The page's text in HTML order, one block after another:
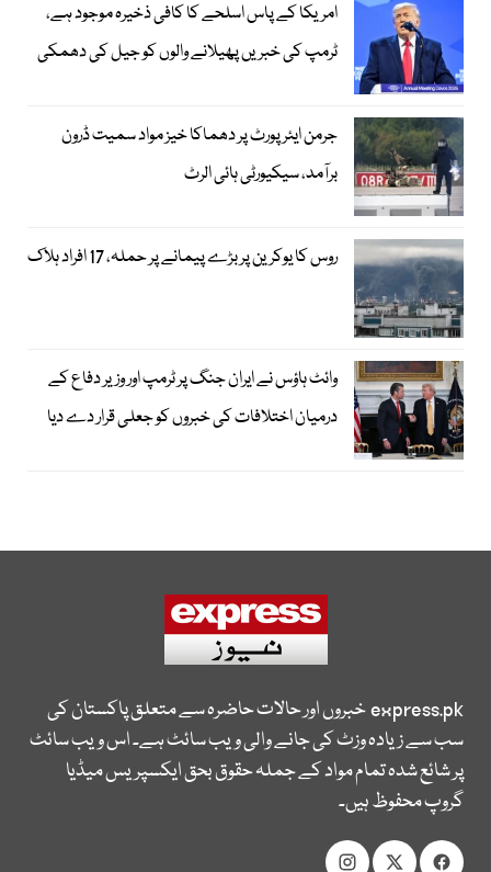
امریکا کے پاس اسلحے کا کافی ذخیرہ موجود ہے،
ٹرمپ کی خبریں پھیلانے والوں کو جیل کی دھمکی
جرمن ایئرپورٹ پر دھماکا خیز مواد سمیت ڈرون
برآمد، سیکیورٹی ہائی الرٹ
روس کا یوکرین پر بڑے پیمانے پر حملہ، 17 افراد ہلاک
وائٹ ہاؤس نے ایران جنگ پر ٹرمپ اور وزیر دفاع کے
درمیان اختلافات کی خبروں کو جعلی قرار دے دیا
express.pkخبروں اور حالات حاضرہ سے متعلق پاکستان کی
سب سے زیادہ وزٹ کی جانے والی ویب سائٹ ہے۔ اس ویب سائٹ
پر شائع شدہ تمام مواد کے جملہ حقوق بحق ایکسپریس میڈیا
گروپ محفوظ ہیں۔